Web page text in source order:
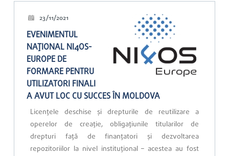
23/11/2021
EVENIMENTUL
NAȚIONAL NI4OS-
EUROPE DE
FORMARE PENTRU
UTILIZATORI FINALI
A AVUT LOC CU SUCCES ÎN MOLDOVA
Licențele deschise și drepturile de reutilizare a
operelor de creație, obligațiunile titularilor de
drepturi față de finanțatori și dezvoltarea
repozitoriilor la nivel instituțional – acestea au fost